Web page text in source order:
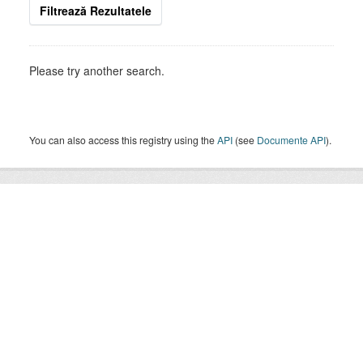
Filtrează Rezultatele
Please try another search.
You can also access this registry using theAPI (see Documente API).